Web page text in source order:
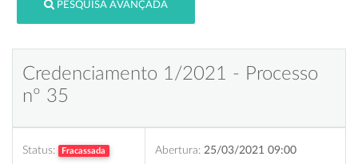
PESQUISA AVANÇADA
Credenciamento 1/2021 - Processo
nº 35
Status: Fracassada Abertura: 25/03/2021 09:00